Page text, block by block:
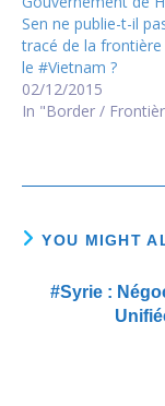
Sen ne publie-t-il
tracé de la frontière
le #Vietnam ?
02/12/2015
In "Border /
YOU MIGHT
#Syrie :